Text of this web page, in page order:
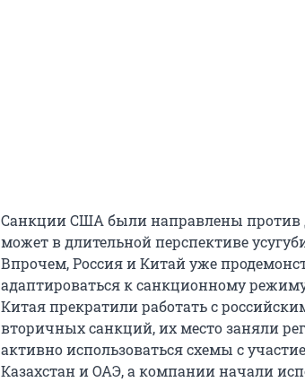
Санкции США были направлены против
может в длительной перспективе
Впрочем, Россия и Китай уже
адаптироваться к санкционному
Китая прекратили работать с
вторичных санкций, их место заняли
активно использоваться схемы с
Казахстан и ОАЭ, а компании начали